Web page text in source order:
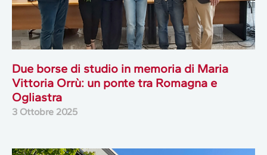
Due borse di studio in memoria di Maria
Vittoria Orrù: un ponte tra Romagna e
Ogliastra
3 Ottobre 2025